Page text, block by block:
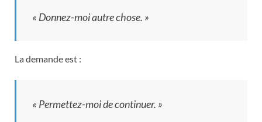
« Donnez-moi autre chose. »
La demande est :
« Permettez-moi de continuer. »